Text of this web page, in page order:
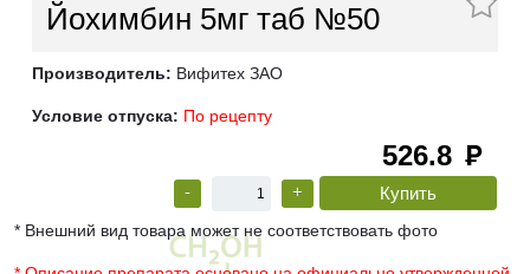
Йохимбин 5мг таб №50
Производитель: Вифитех ЗАО
Условие отпуска: По рецепту
526.8 руб
- +
* Внешний вид товара может не соответствовать фото